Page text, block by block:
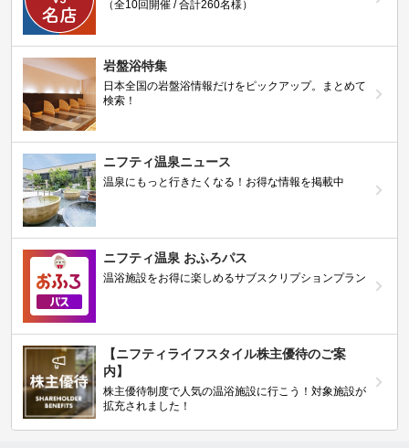
（全10回開催 / 合計260名様）
岩盤浴特集
日本全国の岩盤浴情報だけをピックアップ。まとめて
検索！
ニフティ温泉ニュース
温泉にもっと行きたくなる！お得な情報を掲載中
ニフティ温泉 おふろパス
温浴施設をお得に楽しめるサブスクリプションプラン
【ニフティライフスタイル株主優待のご案
内】
株主優待制度で人気の温浴施設に行こう！対象施設が
拡充されました！